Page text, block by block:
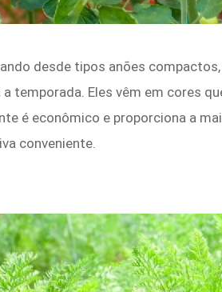
desde tipos anões
temporada. Eles vêm em cores
é econômico e proporciona a
conveniente.